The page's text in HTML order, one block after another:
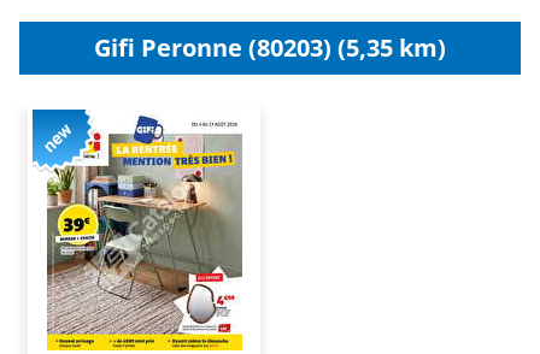
Gifi Peronne (80203) (5,35 km)